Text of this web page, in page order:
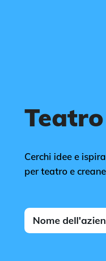
Cerchi idee e
per teatro e